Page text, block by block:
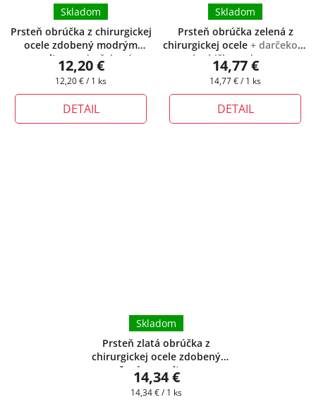
Prsteň obrúčka z chirurgickej
ocele zdobený modrým
smaltom + darčeková
krabička zadarmo
Skladom
12,20 €
Jednotková
12,20 € / 1 ks
DETAIL
Prsteň obrúčka zelená z
chirurgickej ocele + darčeková
krabička zadarmo
Skladom
14,77 €
Jednotková
14,77 € / 1 ks
DETAIL
Prsteň zlatá obrúčka z
chirurgickej ocele zdobený
ružovým smaltom
darčeková krabička zadarmo
Skladom
14,34 €
Jednotková
14,34 € / 1 ks